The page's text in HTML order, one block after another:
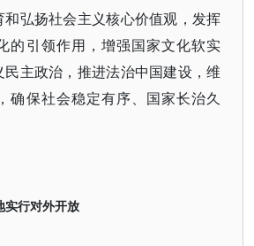
和弘扬社会主义核心价值观，发挥
的引领作用，增强国家文化软实
主政治，推进法治中国建设，维
确保社会稳定有序、国家长治久
实行对外开放